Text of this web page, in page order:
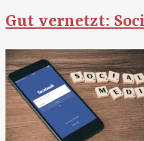
Gut vernetzt: